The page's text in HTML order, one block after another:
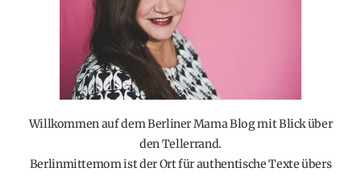
Willkommen auf dem Berliner Mama Blog mit Blick über
den Tellerrand.
Berlinmittemom ist der Ort für authentische Texte übers